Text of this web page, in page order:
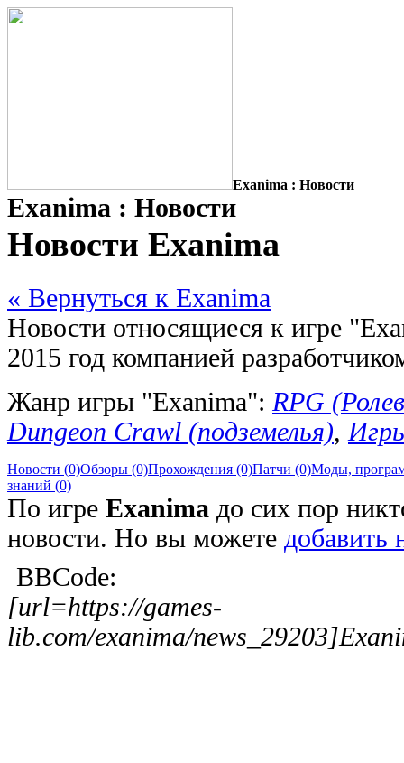
Exanima : Новости
Exanima : Новости
Новости Exanima
« Вернуться к Exanima
Новости относящиеся к игре
2015 год компанией
Жанр игры "Exanima": RPG
Dungeon Crawl (подземелья),
Новости (0)Обзоры (0)Прохождения (0)Патчи (0)Моды,
знаний (0)
По игре Exanima до сих пор
новости. Но вы можете добавить
BBCode:
[url=https://games-
lib.com/exanima/